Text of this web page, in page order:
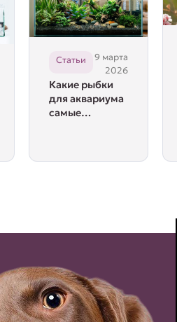
Статьи
9 марта
2026
Какие рыбки
для аквариума
самые